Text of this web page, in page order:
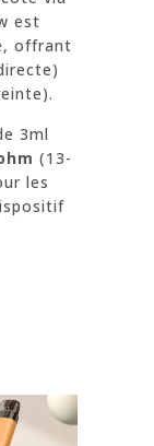
est
offrant
3ml
(13-
les